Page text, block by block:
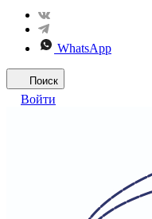
WhatsApp
Поиск
Войти